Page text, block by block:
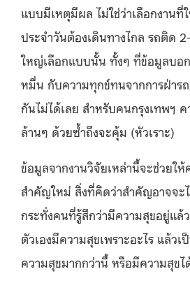
แบบมีเหตุมีผล ไม่ใช่ว่าเลือกงานที่
ประจำวันต้องเดินทางไกล รถติด
ใหญ่เลือกแบบนั้น ทั้งๆ ที่ข้อมูลบอก
หมื่น กับความทุกข์ทนจากการฝ่าร
กันไม่ได้เลย สำหรับคนกรุงเทพฯ ค
ล้านๆ ด้วยซ้ำถึงจะคุ้ม (หัวเราะ)
ข้อมูลจากงานวิจัยเหล่านี้จะช่วยใ
สำคัญใหม่ สิ่งที่คิดว่าสำคัญอาจจะ
กระทั่งคนที่รู้สึกว่ามีความสุขอยู่แล้
ตัวเองมีความสุขเพราะอะไร แล้ว
ความสุขมากกว่านี้ หรือมีความสุขไ